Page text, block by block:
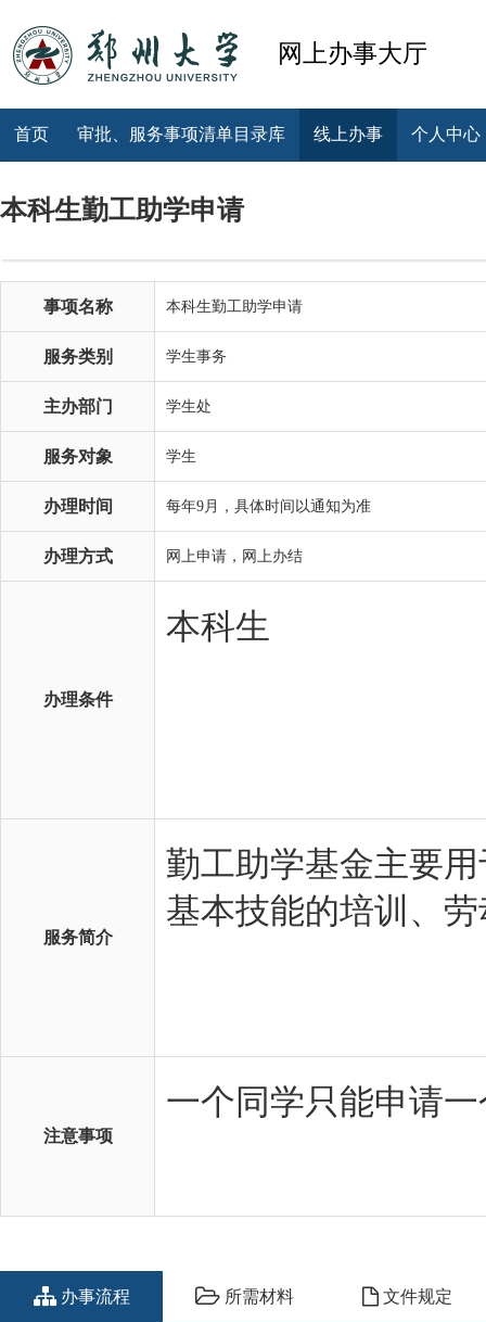
网上办事大厅
首页 审批、服务事项清单目录库 线上办事 个人中心
本科生勤工助学申请
事项名称 本科生勤工助学申请
服务类别 学生事务
主办部门 学生处
服务对象 学生
办理时间 每年9月，具体时间以通知为准
办理方式 网上申请，网上办结
办理条件
服务简介
注意事项
办事流程 所需材料 文件规定